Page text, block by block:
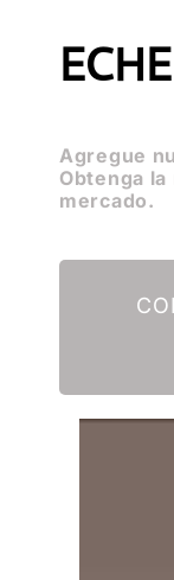
Agregue
Obtenga
mercado.